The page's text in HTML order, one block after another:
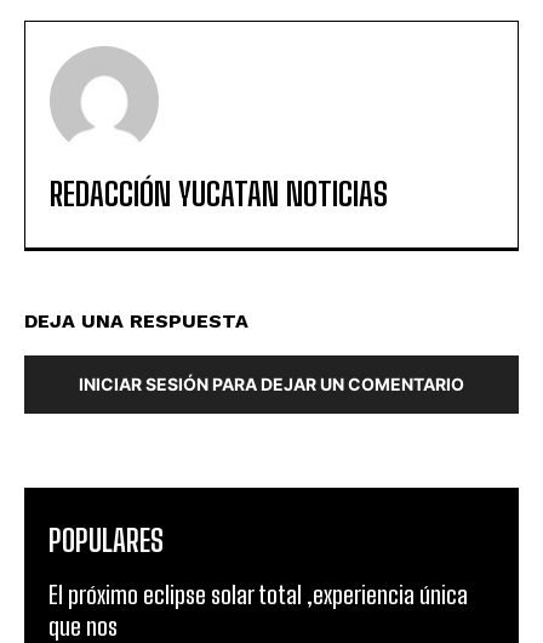
REDACCIÓN YUCATAN NOTICIAS
DEJA UNA RESPUESTA
INICIAR SESIÓN PARA DEJAR UN COMENTARIO
POPULARES
El próximo eclipse solar total ,experiencia única
que nos